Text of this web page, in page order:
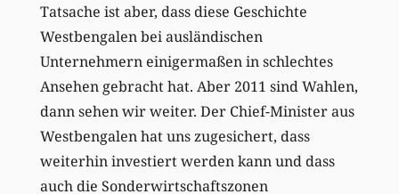
Tatsache ist aber, dass diese Geschichte
Westbengalen bei ausländischen
Unternehmern einigermaßen in schlechtes
Ansehen gebracht hat. Aber 2011 sind Wahlen,
dann sehen wir weiter. Der Chief-Minister aus
Westbengalen hat uns zugesichert, dass
weiterhin investiert werden kann und dass
auch die Sonderwirtschaftszonen